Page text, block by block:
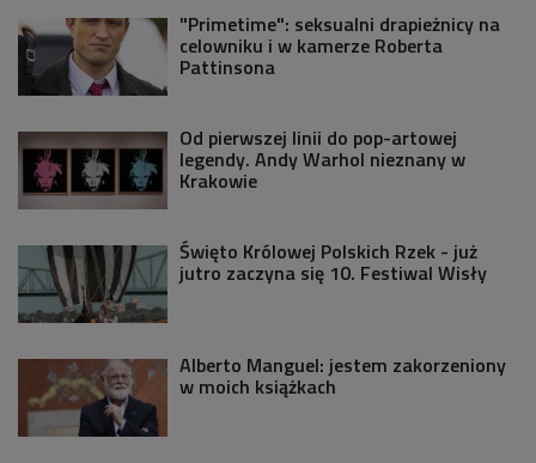
"Primetime": seksualni drapieżnicy na
celowniku i w kamerze Roberta
Pattinsona
Od pierwszej linii do pop-artowej
legendy. Andy Warhol nieznany w
Krakowie
Święto Królowej Polskich Rzek - już
jutro zaczyna się 10. Festiwal Wisły
Alberto Manguel: jestem zakorzeniony
w moich książkach